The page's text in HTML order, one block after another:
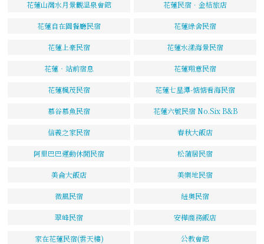
花蓮山灣水月景觀溫泉會館 花蓮民宿．金桔旅店
花蓮自在園餐廳民宿 花蓮綠舍民宿
花蓮上豪民宿 花蓮水漾海景民宿
花蓮‧站前宿息 花蓮翔意民宿
花蓮楓茂民宿 花蓮七星潭-惦惦看海民宿
慕谷慕魚民宿 花蓮六號民宿 No.Six B&B
信義之家民宿 春秋大飯店
阿里巴巴運動休閒民宿 松蒲居民宿
美侖大飯店 美樂地民宿
微風民宿 紐奧民宿
翠峰民宿 安樺商務飯店
家在花蓮民宿(雲天樓) 公教會館